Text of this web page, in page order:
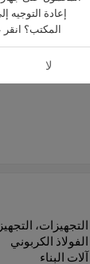
التجهيزات،
الفولاذ الكربوني
آلات البناء
إعادة
المكتب؟ انقر
لا